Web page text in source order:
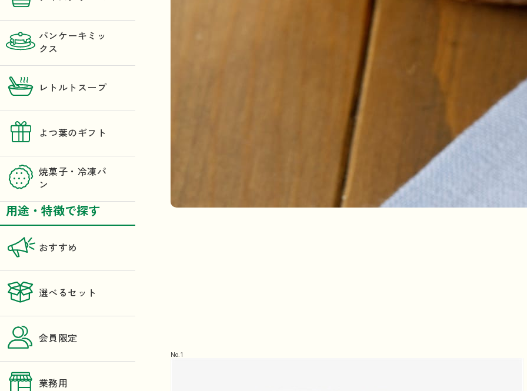
パンケーキミッ
クス
レトルトスープ
よつ葉のギフト
焼菓子・冷凍パ
ン
用途・特徴で探す
おすすめ
選べるセット
会員限定
業務用
No. 1